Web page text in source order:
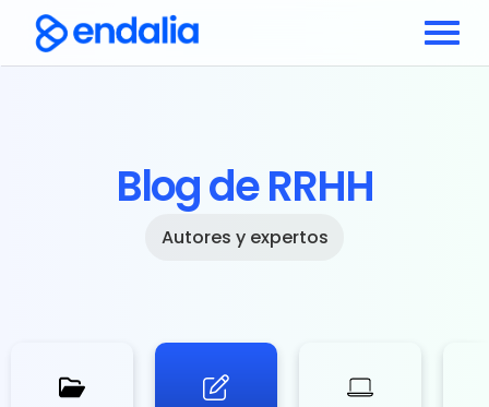
Blog de RRHH
Autores y expertos